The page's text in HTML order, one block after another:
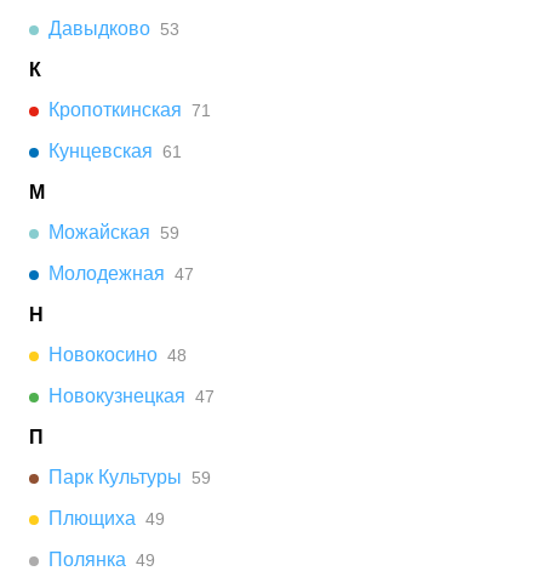
Давыдково 53
К
Кропоткинская 71
Кунцевская 61
М
Можайская
59
Молодежная 47
Н
Новокосино 48
Новокузнецкая 47
П
Парк Культуры
59
Плющиха 49
Полянка 49